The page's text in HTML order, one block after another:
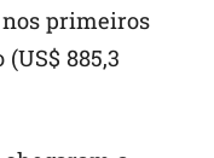
primeiros
885,3